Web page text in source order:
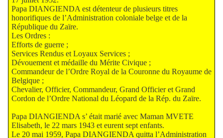
Papa DIANGIENDA est détenteur de plusieurs titres
honorifiques de l’Administration coloniale belge et de la
République du Zaïre.
Les Ordres :
Efforts de guerre ;
Services Rendus et Loyaux Services ;
Dévouement et médaille du Mérite Civique ;
Commandeur de l’Ordre Royal de la Couronne du Royaume de
Belgique ;
Chevalier, Officier, Commandeur, Grand Officier et Grand
Cordon de l’Ordre National du Léopard de la Rép. du Zaïre.
Papa DIANGIENDA s’ était marié avec Maman MVETE
Elisabeth, le 22 mars 1943 et eurent sept enfants.
Le 20 mai 1959, Papa DIANGIENDA quitta l’Administration